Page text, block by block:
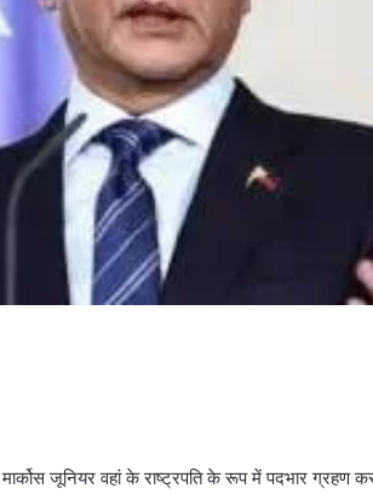
जूनियर वहां के राष्ट्रपति के रूप में पदभार ग्रहण